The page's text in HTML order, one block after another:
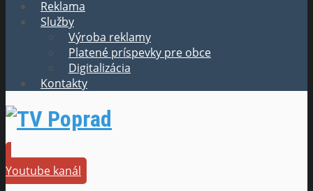
Reklama
Služby
Výroba reklamy
Platené príspevky pre obce
Digitalizácia
Kontakty
Youtube kanál